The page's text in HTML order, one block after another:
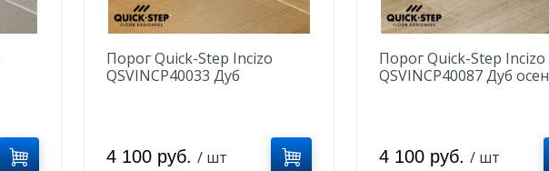
Порог Quick-Step Incizo
QSVINCP40033 Дуб
4 100 руб. / шт
Порог Quick-Step Incizo
QSVINCP40087 Дуб
4 100 руб. / шт